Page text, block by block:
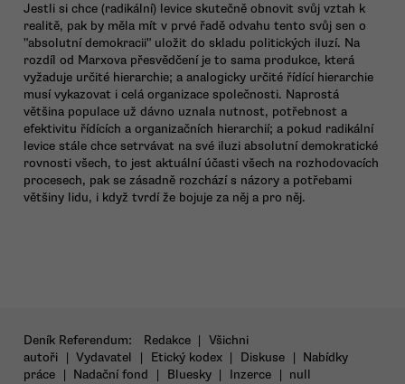
Jestli si chce (radikální) levice skutečně obnovit svůj vztah k
realitě, pak by měla mít v prvé řadě odvahu tento svůj sen o
"absolutní demokracii" uložit do skladu politických iluzí. Na
rozdíl od Marxova přesvědčení je to sama produkce, která
vyžaduje určité hierarchie; a analogicky určité řídící hierarchie
musí vykazovat i celá organizace společnosti. Naprostá
většina populace už dávno uznala nutnost, potřebnost a
efektivitu řídících a organizačních hierarchií; a pokud radikální
levice stále chce setrvávat na své iluzi absolutní demokratické
rovnosti všech, to jest aktuální účasti všech na rozhodovacích
procesech, pak se zásadně rozchází s názory a potřebami
většiny lidu, i když tvrdí že bojuje za něj a pro něj.
Deník Referendum: Redakce | Všichni
autoři | Vydavatel | Etický kodex | Diskuse | Nabídky
práce | Nadační fond | Bluesky | Inzerce | null